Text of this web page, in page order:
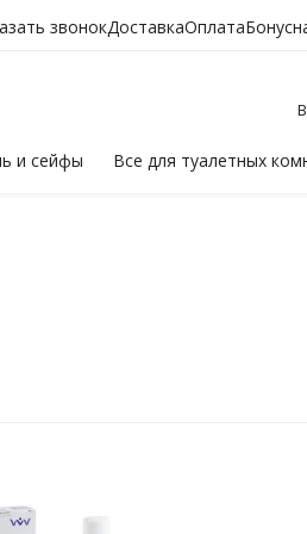
звонокДоставкаОплата
и сейфы Все для туалетных